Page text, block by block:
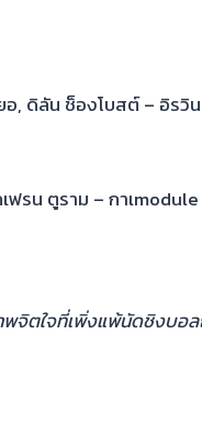
ดิลัน ช็องโบสต์ – อิรวิ
น ตูราม – กาเmodule
ตใจที่เพิ่งแพ้นัดชิงบอล